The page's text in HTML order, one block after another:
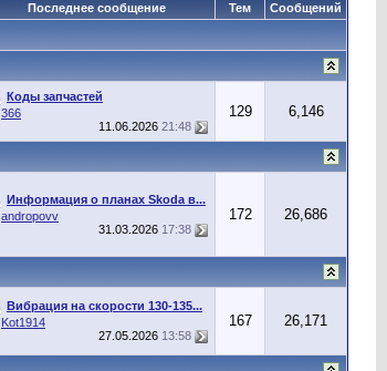
Последнее сообщение Тем Сообщений
Коды запчастей
366
11.06.2026 21:48
129 6,146
Информация о планах Skoda в...
andropovv
31.03.2026 17:38
172 26,686
Вибрация на скорости 130-135...
Kot1914
27.05.2026 13:58
167 26,171